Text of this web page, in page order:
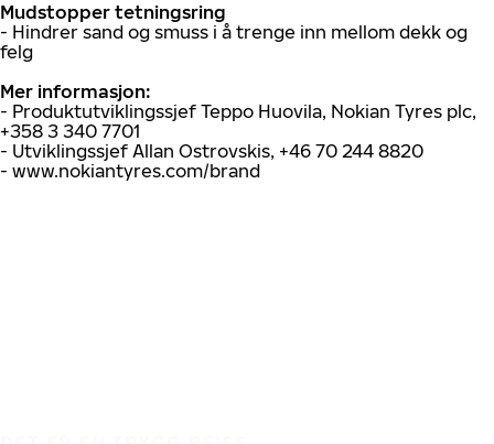
Mudstopper tetningsring
- Hindrer sand og smuss i å trenge inn mellom dekk og
felg
Mer informasjon:
- Produktutviklingssjef Teppo Huovila, Nokian Tyres plc,
+358 3 340 7701
- Utviklingssjef Allan Ostrovskis, +46 70 244 8820
- www.nokiantyres.com/brand